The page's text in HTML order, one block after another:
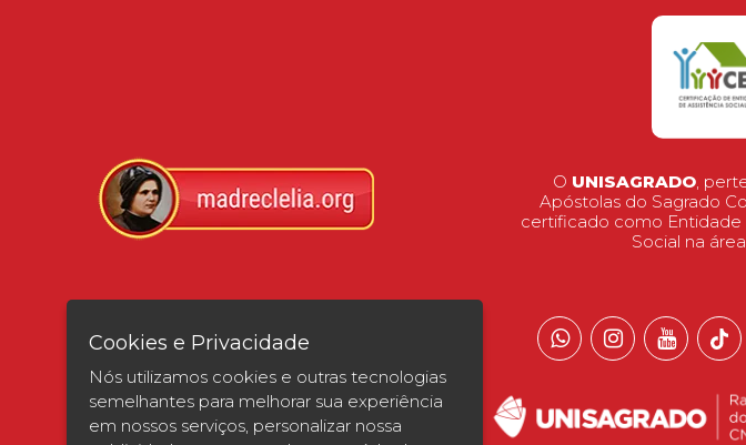
Verificada por
O UNISAGRADO,
Apóstolas do Sagrado
certificado como
Social na
Cookies e Privacidade
Nós utilizamos cookies e outras tecnologias
semelhantes para melhorar sua experiência
em nossos serviços, personalizar nossa